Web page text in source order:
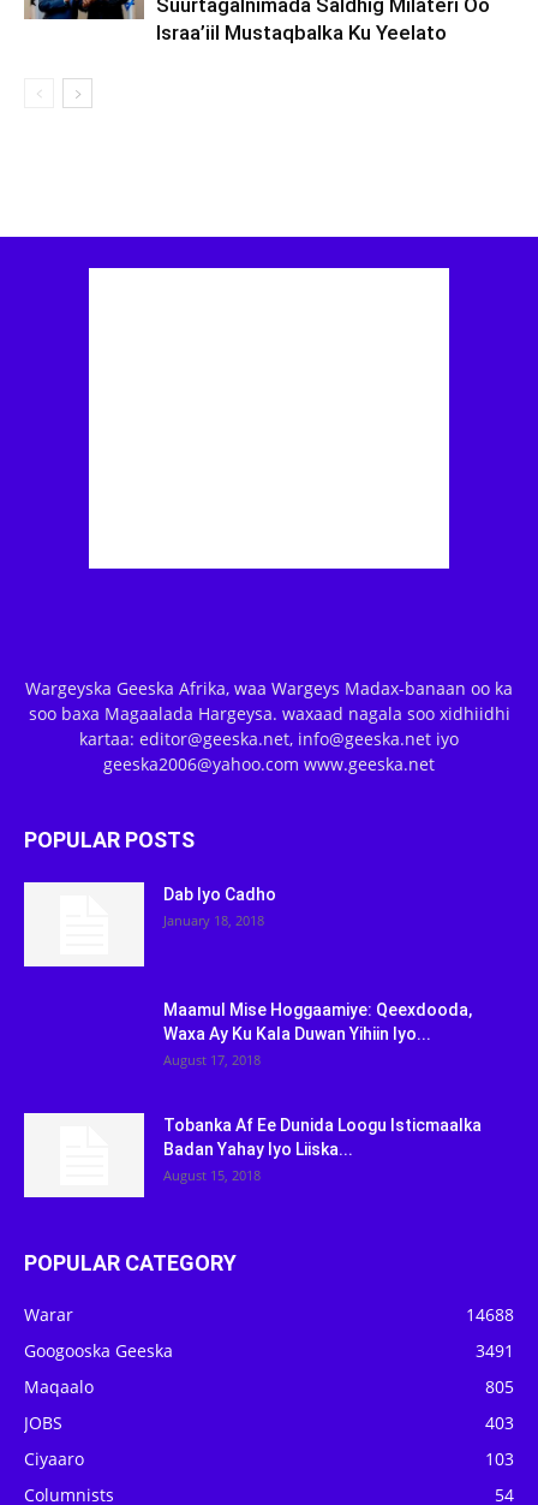
Suurtagalnimada Saldhig Milateri Oo
Israa’iil Mustaqbalka Ku Yeelato
Wargeyska Geeska Afrika, waa Wargeys Madax-banaan oo ka
soo baxa Magaalada Hargeysa. waxaad nagala soo xidhiidhi
kartaa: editor@geeska.net, info@geeska.net iyo
geeska2006@yahoo.com www.geeska.net
POPULAR POSTS
Dab Iyo Cadho
January 18, 2018
Maamul Mise Hoggaamiye: Qeexdooda,
Waxa Ay Ku Kala Duwan Yihiin Iyo...
August 17, 2018
Tobanka Af Ee Dunida Loogu Isticmaalka
Badan Yahay Iyo Liiska...
August 15, 2018
POPULAR CATEGORY
Warar
14688
Googooska Geeska
3491
Maqaalo
805
JOBS
403
Ciyaaro
103
Columnists
54